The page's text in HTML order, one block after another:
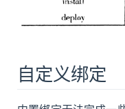
自定义绑定